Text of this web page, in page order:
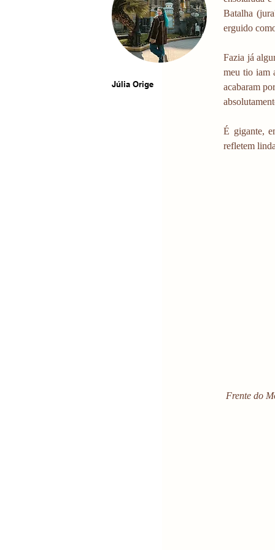
Batalha
erguido
Fazia já
meu tio iam
acabaram
É gigante,
refletem
Frente do
Júlia Orige